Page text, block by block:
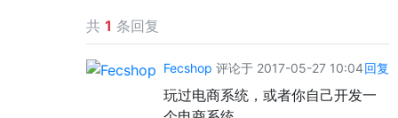
共 1 条回复
Fecshop 评论于 2017-05-27 10:04回复
玩过电商系统，或者你自己开发一